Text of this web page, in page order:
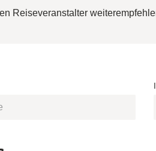
Reiseveranstalter